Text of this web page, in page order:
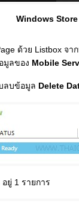
Windows
ด้วย Listbox จา
มูลของ Mobile
ลบข้อมูล Delete
อยู่ 1 รายการ